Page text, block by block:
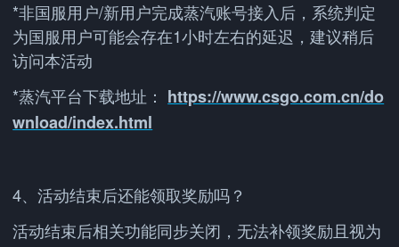
*非国服用户/新用户完成蒸汽账号接入后，系统判定
为国服用户可能会存在1小时左右的延迟，建议稍后
访问本活动
*蒸汽平台下载地址： https://www.csgo.com.cn/do
wnload/index.html
4、活动结束后还能领取奖励吗？
活动结束后相关功能同步关闭，无法补领奖励且视为